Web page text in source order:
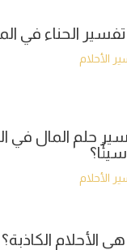
الحناء في
الأحلام
حلم المال في
الأحلام
الأحلام الكاذبة؟